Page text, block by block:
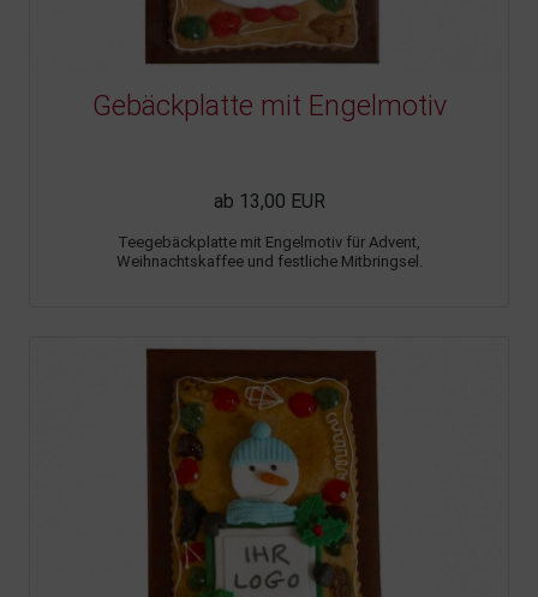
Gebäckplatte mit Engelmotiv
ab 13,00 EUR
Teegebäckplatte mit Engelmotiv für Advent,
Weihnachtskaffee und festliche Mitbringsel.